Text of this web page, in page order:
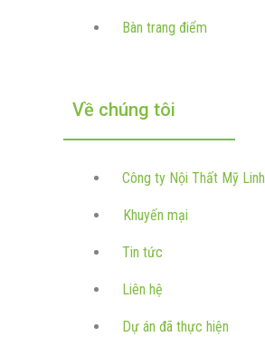
Bàn trang điểm
Về chúng tôi
Công ty Nội Thất Mỹ Linh
Khuyến mại
Tin tức
Liên hệ
Dự án đã thực hiện